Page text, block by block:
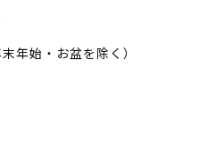
年始・お盆を除く）